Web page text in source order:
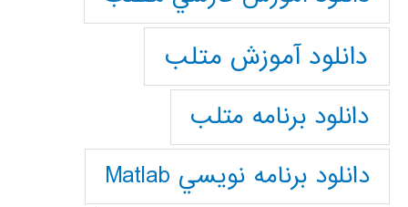
دانلود آموزش متلب
دانلود برنامه متلب
دانلود برنامه نويسي Matlab